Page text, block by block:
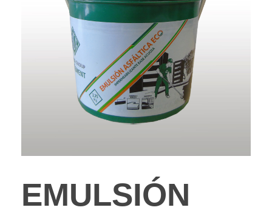
EMULSIÓN